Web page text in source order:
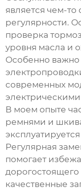
является чем-
регулярности.
проверка
уровня масла и
Особенно важно
современных
В моем опыте
ремнями и
Регулярная
помогает
качественные